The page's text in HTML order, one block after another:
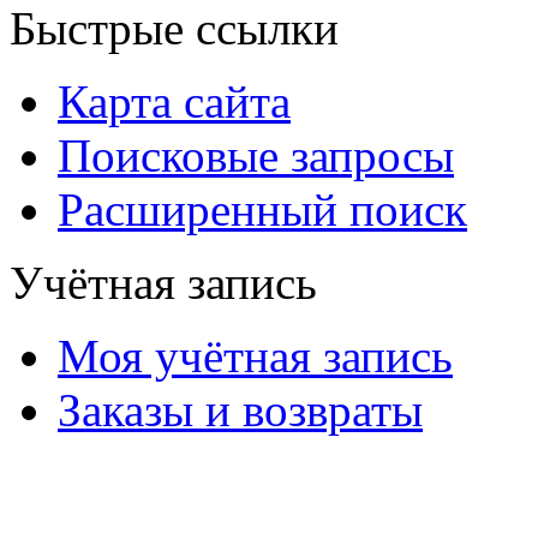
Быстрые ссылки
Карта сайта
Поисковые запросы
Расширенный поиск
Учётная запись
Моя учётная запись
Заказы и возвраты